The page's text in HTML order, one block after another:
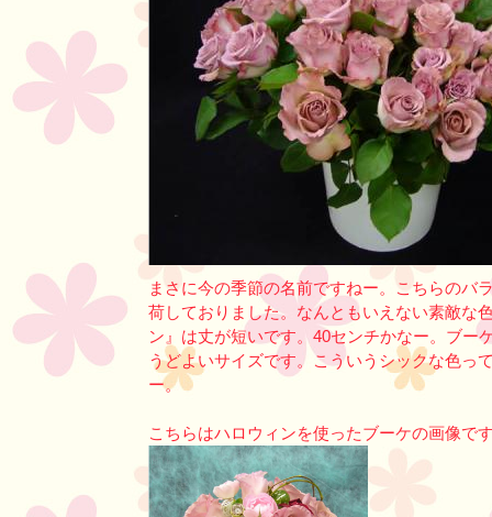
まさに今の季節の名前ですねー。こちらのバ
荷しておりました。なんともいえない素敵な
ン』は丈が短いです。40センチかなー。ブー
うどよいサイズです。こういうシックな色っ
ー。
こちらはハロウィンを使ったブーケの画像で